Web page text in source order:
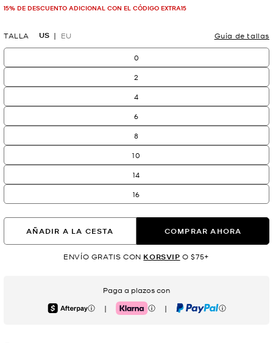
15% DE DESCUENTO ADICIONAL CON EL CÓDIGO EXTRA15
TALLA US EU Guía de tallas
0
2
4
6
8
10
14
16
AÑADIR A LA CESTA COMPRAR AHORA
ENVÍO GRATIS CON KORSVIP O $75+
Paga a plazos con
Afterpay | Klarna | PayPal